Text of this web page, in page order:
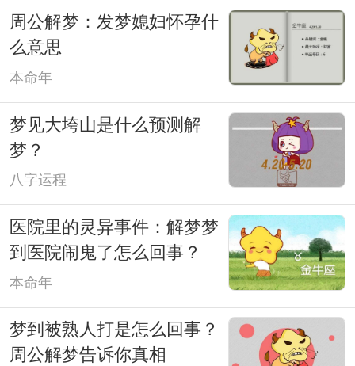
周公解梦：发梦媳妇怀孕什
么意思
本命年
梦见大垮山是什么预测解
梦？
八字运程
医院里的灵异事件：解梦梦
到医院闹鬼了怎么回事？
本命年
梦到被熟人打是怎么回事？
周公解梦告诉你真相